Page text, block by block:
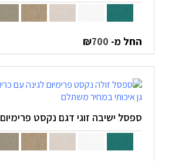
החל מ- ₪700
ספסל ישיבה זוגי דגם נקסט פרימיום